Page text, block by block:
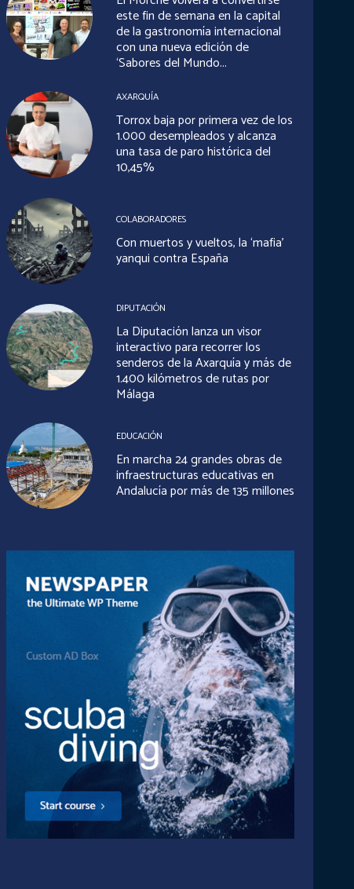
este fin de semana en la capital
de la gastronomía internacional
con una nueva edición de
‘Sabores del Mundo...
AXARQUÍA
Torrox baja por primera vez de los
1.000 desempleados y alcanza
una tasa de paro histórica del
10,45%
COLABORADORES
Con muertos y vueltos, la ‘mafia’
yanqui contra España
DIPUTACIÓN
La Diputación lanza un visor
interactivo para recorrer los
senderos de la Axarquía y más de
1.400 kilómetros de rutas por
Málaga
EDUCACIÓN
En marcha 24 grandes obras de
infraestructuras educativas en
Andalucía por más de 135 millones